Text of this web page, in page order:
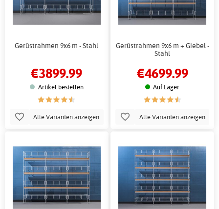
Gerüstrahmen 9x6 m - Stahl
€3899.99
Artikel bestellen
Alle Varianten anzeigen
Gerüstrahmen 9x6 m + Giebel -
Stahl
€4699.99
Auf Lager
Alle Varianten anzeigen